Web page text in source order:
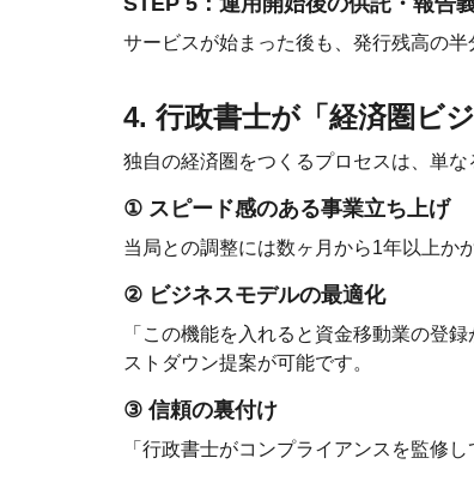
サービスが始まった後も、発行残高の
4. 行政書士が「経済圏ビ
独自の経済圏をつくるプロセスは、単
①スピード感のある事業立ち上げ
当局との調整には数ヶ月から1年以上か
②ビジネスモデルの最適化
「この機能を入れると資金移動業の登
ストダウン提案が可能です。
③信頼の裏付け
「行政書士がコンプライアンスを監修